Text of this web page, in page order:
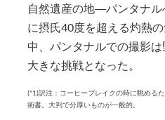
自然遺産の地―パンタナ
に摂氏40度を超える灼熱
中、パンタナルでの撮影
大きな挑戦となった。
(*1)訳注：コーヒーブレイクの時に眺める
術書。大判で分厚いものが一般的。